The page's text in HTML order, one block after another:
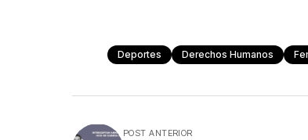
Deportes Derechos Humanos
POST ANTERIOR